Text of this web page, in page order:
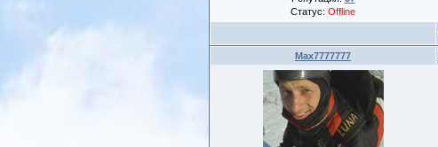
Статус: Offline
Max7777777